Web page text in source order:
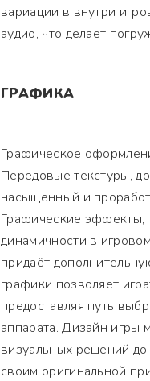
вариации в внутри
аудио, что делает
ГРАФИКА
Графическое
Передовые текстуры,
насыщенный и
Графические эффекты,
динамичности в
придаёт
графики позволяет
предоставляя путь
аппарата. Дизайн игры
визуальных решений
своим оригинальной